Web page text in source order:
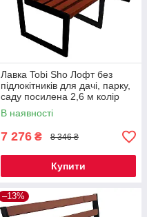
Лавка Tobi Sho Лофт без
підлокітників для дачі, парку,
саду посилена 2,6 м колір
махагоній
В наявності
7 276 ₴ 8 346 ₴
Купити
–13%